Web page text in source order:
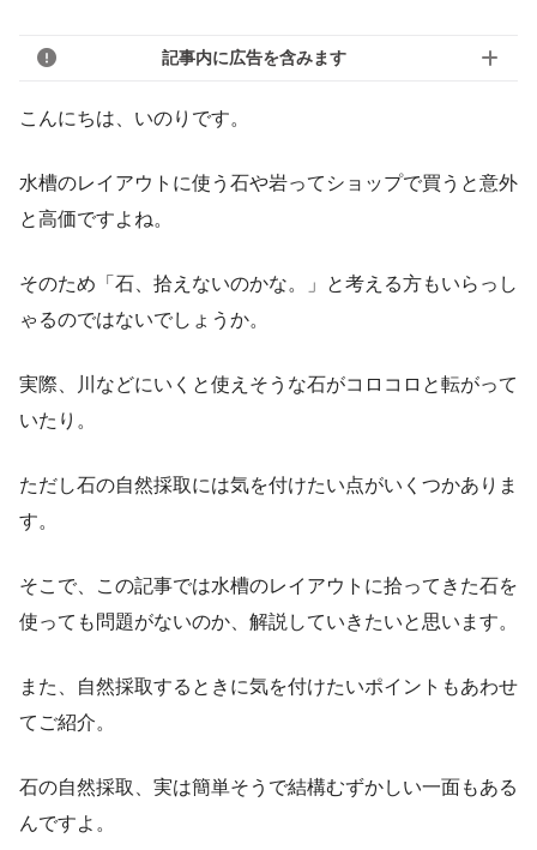
記事内に広告を含みます
こんにちは、いのりです。
水槽のレイアウトに使う石や岩ってショップで買うと意外
と高価ですよね。
そのため「石、拾えないのかな。」と考える方もいらっし
ゃるのではないでしょうか。
実際、川などにいくと使えそうな石がコロコロと転がって
いたり。
ただし石の自然採取には気を付けたい点がいくつかありま
す。
そこで、この記事では水槽のレイアウトに拾ってきた石を
使っても問題がないのか、解説していきたいと思います。
また、自然採取するときに気を付けたいポイントもあわせ
てご紹介。
石の自然採取、実は簡単そうで結構むずかしい一面もある
んですよ。